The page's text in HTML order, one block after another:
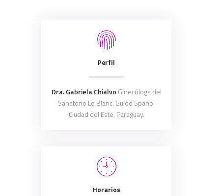
Perfil
Dra. Gabriela Chialvo Ginecóloga del
Sanatorio Le Blanc. Guido Spano.
Ciudad del Este, Paraguay.
Horarios